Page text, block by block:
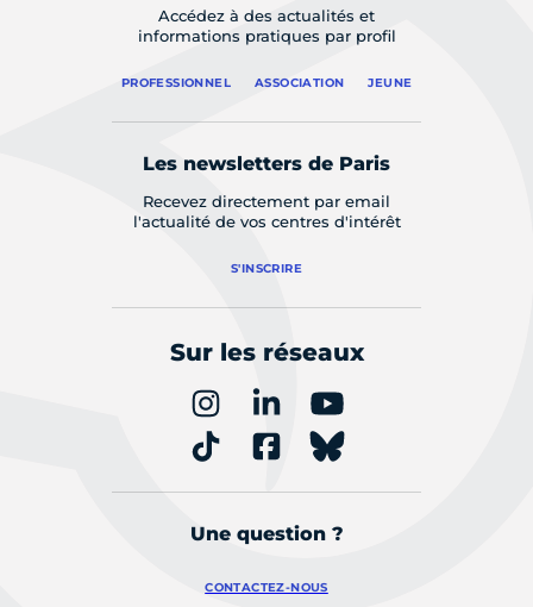
Accédez à des actualités et
informations pratiques par profil
PROFESSIONNEL ASSOCIATION JEUNE
Les newsletters de Paris
Recevez directement par email
l'actualité de vos centres d'intérêt
S'INSCRIRE
Sur les réseaux
Une question ?
CONTACTEZ-NOUS